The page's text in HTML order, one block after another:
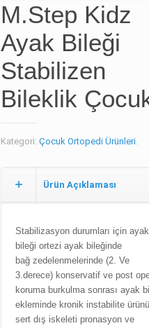
M.Step Kidz
Ayak Bileği
Stabilizen
Bileklik
Kategori: Çocuk Ortopedi Ürünleri.
Ürün Açıklaması
Stabilizasyon durumları için ayak
bileği ortezi ayak bileğinde
bağ zedelenmelerinde (2. Ve
3.derece) konservatif ve post
koruma burkulma sonrası ayak
ekleminde kronik instabilite
sert dış iskeleti pronasyon ve